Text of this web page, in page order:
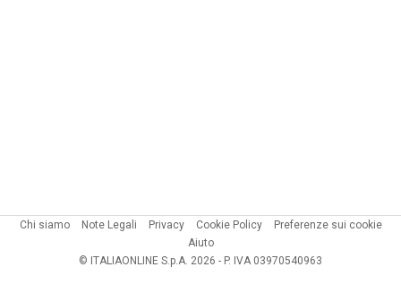
Chi siamo Note Legali Privacy Cookie Policy
Preferenze sui cookie
Aiuto
© ITALIAONLINE S.p.A. 2026 - P. IVA 03970540963